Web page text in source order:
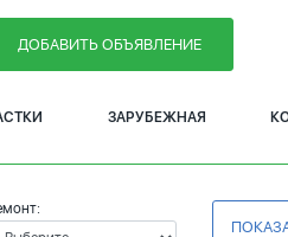
ДОБАВИТЬ ОБЪЯВЛЕНИЕ
ЗАРУБЕЖНАЯ